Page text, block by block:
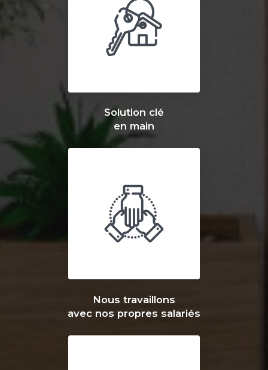
Solution clé
en main
Nous travaillons
avec nos propres salariés